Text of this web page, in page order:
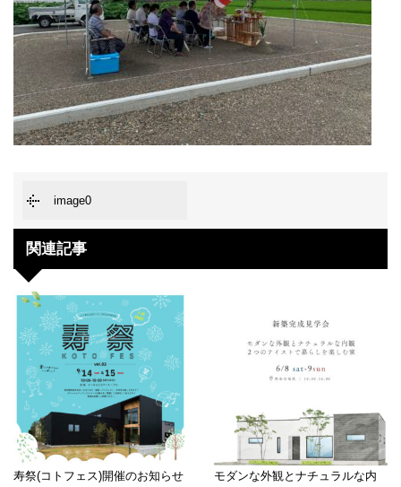
image0
関連記事
寿祭(コトフェス)開催のお知らせ
モダンな外観とナチュラルな内